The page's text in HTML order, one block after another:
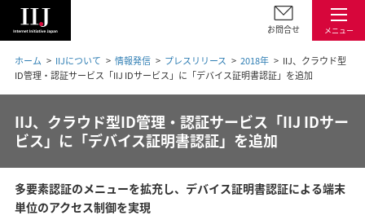
メニュー
お問合せ
ホーム IIJについて 情報発信 プレスリリース 2018年
IIJ、クラウド型
ID管理・認証サービス「IIJ IDサービス」に「デバイス証明書認証」を追加
IIJ、クラウド型ID管理・認証サービス「IIJ IDサー
ビス」に「デバイス証明書認証」を追加
多要素認証のメニューを拡充し、デバイス証明書認証による端末
単位のアクセス制御を実現